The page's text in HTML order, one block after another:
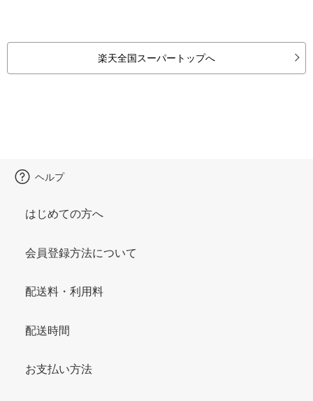
楽天全国スーパートップへ
ヘルプ
はじめての方へ
会員登録方法について
配送料・利用料
配送時間
お支払い方法